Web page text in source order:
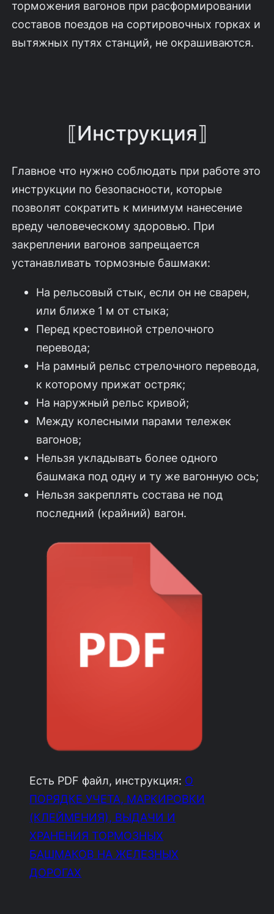
торможения вагонов при расформировании
составов поездов на сортировочных горках и
вытяжных путях станций, не окрашиваются.
⟦Инструкция⟧
Главное что нужно соблюдать при работе это
инструкции по безопасности, которые
позволят сократить к минимум нанесение
вреду человеческому здоровью. При
закреплении вагонов запрещается
устанавливать тормозные башмаки:
На рельсовый стык, если он не сварен,
или ближе 1 м от стыка;
Перед крестовиной стрелочного
перевода;
На рамный рельс стрелочного перевода,
к которому прижат остряк;
На наружный рельс кривой;
Между колесными парами тележек
вагонов;
Нельзя укладывать более одного
башмака под одну и ту же вагонную ось;
Нельзя закреплять состава не под
последний (крайний) вагон.
Есть PDF файл, инструкция: О
ПОРЯДКЕ УЧЕТА, МАРКИРОВКИ
(КЛЕЙМЕНИЯ), ВЫДАЧИ И
ХРАНЕНИЯ ТОРМОЗНЫХ
БАШМАКОВ НА ЖЕЛЕЗНЫХ
ДОРОГАХ